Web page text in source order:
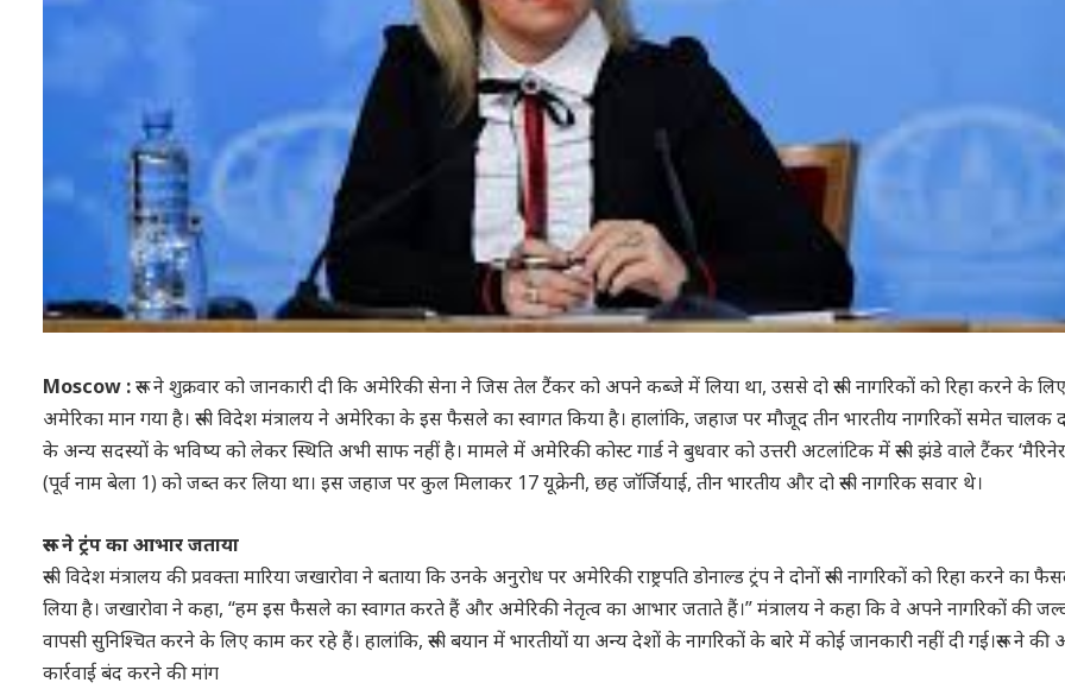
Moscow :रूस ने शुक्रवार को जानकारी दी कि अमेरिकी सेना ने जिस तेल टैंकर को अपने कब्जे में लिया था, उससे दो रूसी नागरिकों को रिहा करने के लिए
अमेरिका मान गया है। रूसी विदेश मंत्रालय ने अमेरिका के इस फैसले का स्वागत किया है। हालांकि, जहाज पर मौजूद तीन भारतीय नागरिकों समेत चालक
के अन्य सदस्यों के भविष्य को लेकर स्थिति अभी साफ नहीं है। मामले में अमेरिकी कोस्ट गार्ड ने बुधवार को उत्तरी अटलांटिक में रूसी झंडे वाले टैंकर
(पूर्व नाम बेला 1) को जब्त कर लिया था। इस जहाज पर कुल मिलाकर 17 यूक्रेनी, छह जॉर्जियाई, तीन भारतीय और दो रूसी नागरिक सवार थे।
रूस ने ट्रंप का आभार जताया
रूसी विदेश मंत्रालय की प्रवक्ता मारिया जखारोवा ने बताया कि उनके अनुरोध पर अमेरिकी राष्ट्रपति डोनाल्ड ट्रंप ने दोनों रूसी नागरिकों को रिहा करने का
लिया है। जखारोवा ने कहा, “हम इस फैसले का स्वागत करते हैं और अमेरिकी नेतृत्व का आभार जताते हैं।” मंत्रालय ने कहा कि वे अपने नागरिकों की
वापसी सुनिश्चित करने के लिए काम कर रहे हैं। हालांकि, रूसी बयान में भारतीयों या अन्य देशों के नागरिकों के बारे में कोई जानकारी नहीं दी गई।रूस ने की
कार्रवाई बंद करने की मांग